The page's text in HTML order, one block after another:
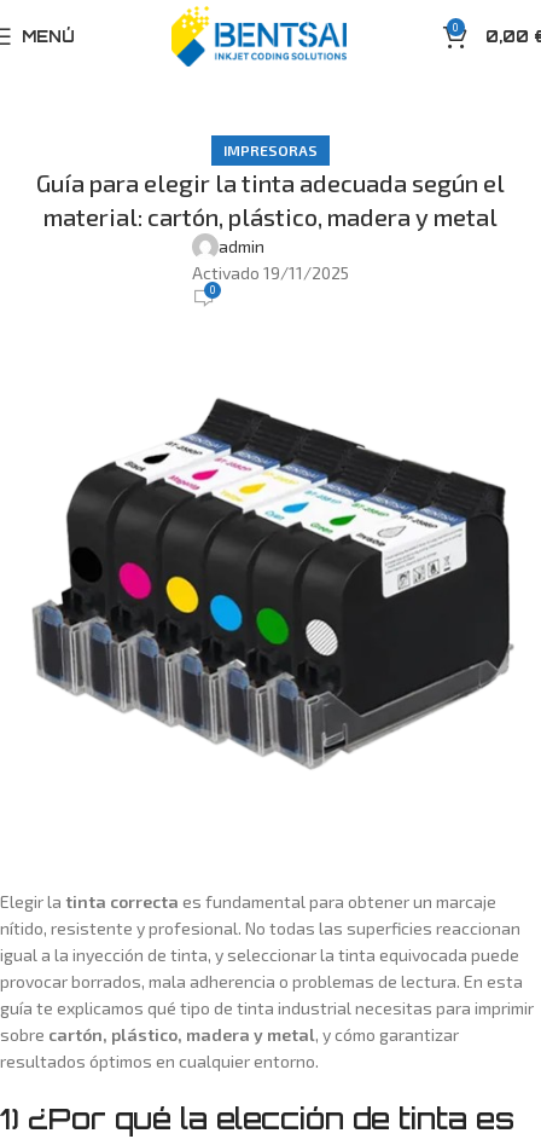
MENÚ 0 0,00
IMPRESORAS
Guía para elegir la tinta adecuada según el
material: cartón, plástico, madera y metal
admin
Activado 19/11/2025
0
Elegir la tinta correcta es fundamental para obtener un marcaje
nítido, resistente y profesional. No todas las superficies reaccionan
igual a la inyección de tinta, y seleccionar la tinta equivocada puede
provocar borrados, mala adherencia o problemas de lectura. En esta
guía te explicamos qué tipo de tinta industrial necesitas para imprimir
sobre cartón, plástico, madera y metal, y cómo garantizar
resultados óptimos en cualquier entorno.
1) ¿Por qué la elección de tinta es